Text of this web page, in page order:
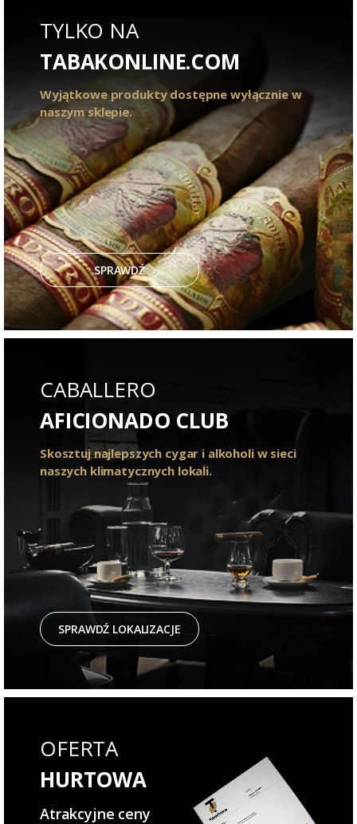
TYLKO NA
TABAKONLINE.COM
Wyjątkowe produkty dostępne wyłącznie w
naszym sklepie.
SPRAWDŹ
CABALLERO
AFICIONADO CLUB
Skosztuj najlepszych cygar i alkoholi w sieci
naszych klimatycznych lokali.
SPRAWDŹ LOKALIZACJE
OFERTA
HURTOWA
Atrakcyjne ceny